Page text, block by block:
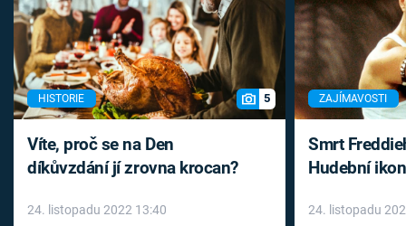
HISTORIE 5
Víte, proč se na Den
díkůvzdání jí zrovna krocan?
24. listopadu 2022 13:40
ZAJÍMAVOSTI
Smrt
Hudební
léky
24. listopadu